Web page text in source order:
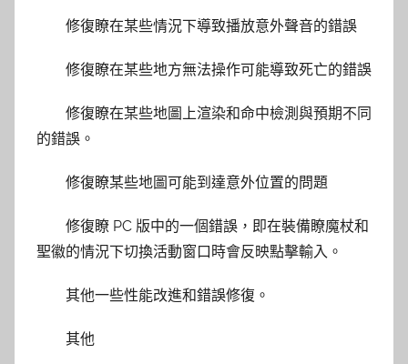
修復瞭在某些情況下導致播放意外聲音的錯誤
修復瞭在某些地方無法操作可能導致死亡的錯誤
修復瞭在某些地圖上渲染和命中檢測與預期不同
的錯誤。
修復瞭某些地圖可能到達意外位置的問題
修復瞭 PC 版中的一個錯誤，即在裝備瞭魔杖和
聖徽的情況下切換活動窗口時會反映點擊輸入。
其他一些性能改進和錯誤修復。
其他